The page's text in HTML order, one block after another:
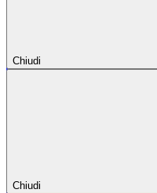
Chiudi
Chiudi